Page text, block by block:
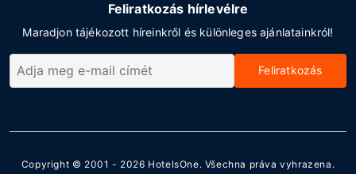
Feliratkozás hírlevélre
Maradjon tájékozott híreinkről és különleges ajánlatainkról!
Feliratkozás
Copyright © 2001 - 2026 HotelsOne. Všechna práva vyhrazena.